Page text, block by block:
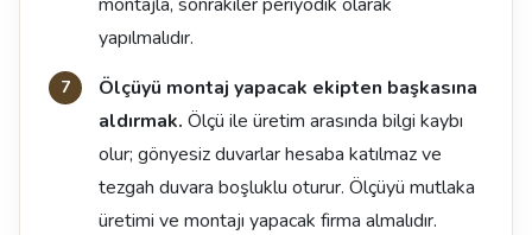
yapılmalıdır.
Ölçüyü montaj yapacak ekipten başkasına
aldırmak. Ölçü ile üretim arasında bilgi kaybı
olur; gönyesiz duvarlar hesaba katılmaz ve
tezgah duvara boşluklu oturur. Ölçüyü mutlaka
üretimi ve montajı yapacak firma almalıdır.